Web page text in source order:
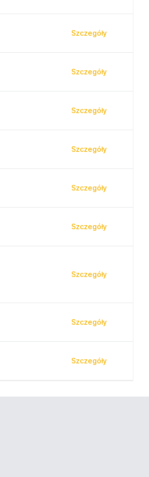
Szczegóły
Szczegóły
Szczegóły
Szczegóły
Szczegóły
Szczegóły
Szczegóły
Szczegóły
Szczegóły